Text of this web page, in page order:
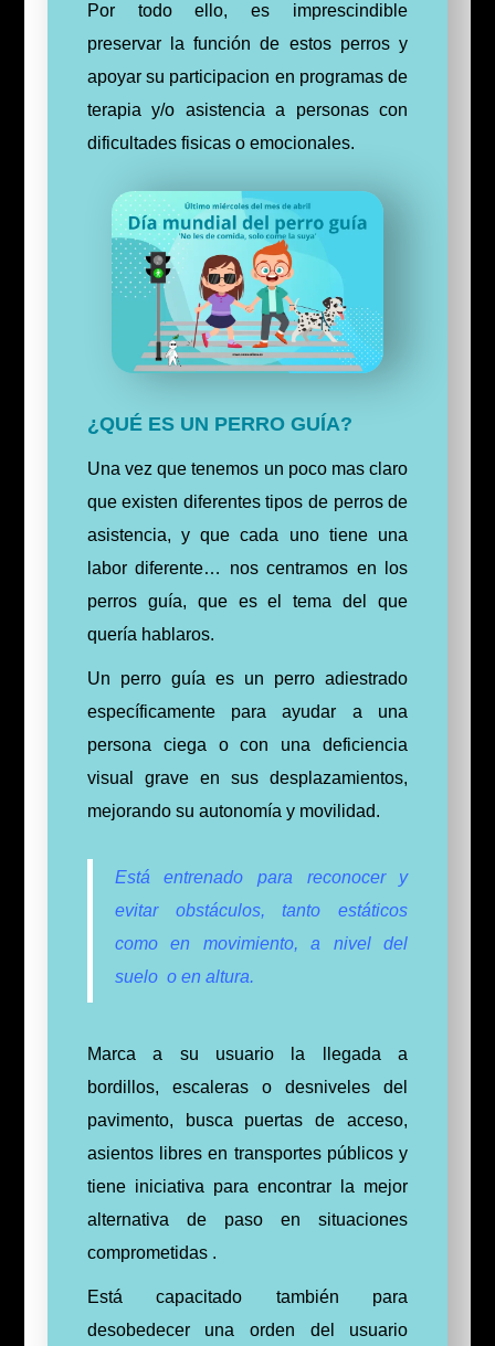
Por todo ello, es imprescindible
preservar la función de estos perros y
apoyar su participacion en programas de
terapia y/o asistencia a personas con
dificultades fisicas o emocionales.
¿QUÉ ES UN PERRO GUÍA?
Una vez que tenemos un poco mas claro
que existen diferentes tipos de perros de
asistencia, y que cada uno tiene una
labor diferente… nos centramos en los
perros guía, que es el tema del que
quería hablaros.
Un perro guía es un perro adiestrado
específicamente para ayudar a una
persona ciega o con una deficiencia
visual grave en sus desplazamientos,
mejorando su autonomía y movilidad.
Está entrenado para reconocer y
evitar obstáculos, tanto estáticos
como en movimiento, a nivel del
suelo o en altura.
Marca a su usuario la llegada a
bordillos, escaleras o desniveles del
pavimento, busca puertas de acceso,
asientos libres en transportes públicos y
tiene iniciativa para encontrar la mejor
alternativa de paso en situaciones
comprometidas .
Está capacitado también para
desobedecer una orden del usuario